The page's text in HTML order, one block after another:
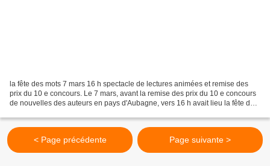
la fête des mots 7 mars 16 h spectacle de lectures animées et remise des
prix du 10 e concours. Le 7 mars, avant la remise des prix du 10 e concours
de nouvelles des auteurs en pays d'Aubagne, vers 16 h avait lieu la fête des
< Page précédente Page suivante >